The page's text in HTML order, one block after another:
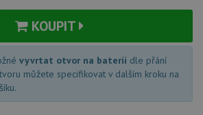
KOUPIT
vyvrtat otvor na baterii dle přání
můžete specifikovat v dalším kroku na